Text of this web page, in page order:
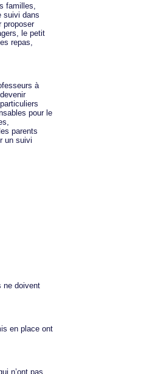
familles,
suivi dans
proposer
le petit
repas,
à
pour le
parents
un suivi
ne doivent
en place ont
n’ont pas